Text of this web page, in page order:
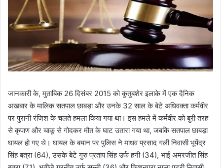
जानकारी के, मुताबिक 26 दिसंबर 2015 को कुतुबशेर इलाके में एक दैनिक
अखबार के मालिक सतपाल छाबड़ा और उनके 32 साल के बेटे अधिवक्ता कर्मवीर
पर पुरानी रंजिश के चलते हमला किया गया था। इस हमले में कर्मवीर को बुरी तरह
से कृपाण और चाकू से गोदकर मौत के घाट उतारा गया था, जबकि सतपाल छाबड़ा
घायल हो गए थे। घायल के बयान पर पुलिस ने माधव प्रसाद गली निवासी भूपेंद्र
सिंह बत्रा (64), उसके बेटे गुरु प्रताप सिंह उर्फ हनी (34), भाई अमरजीत सिंह